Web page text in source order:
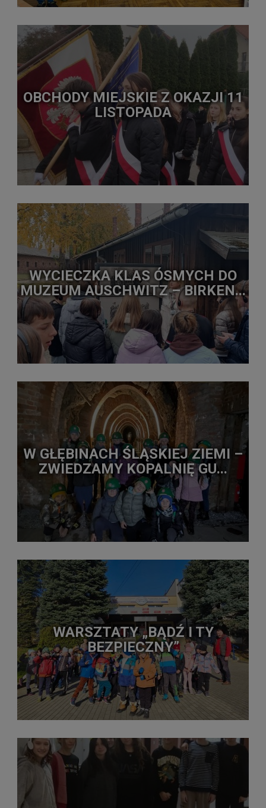
OBCHODY MIEJSKIE Z OKAZJI 11
LISTOPADA
WYCIECZKA KLAS ÓSMYCH DO
MUZEUM AUSCHWITZ – BIRKEN...
W GŁĘBINACH ŚLĄSKIEJ ZIEMI –
ZWIEDZAMY KOPALNIĘ GU...
WARSZTATY „BĄDŹ I TY
BEZPIECZNY”